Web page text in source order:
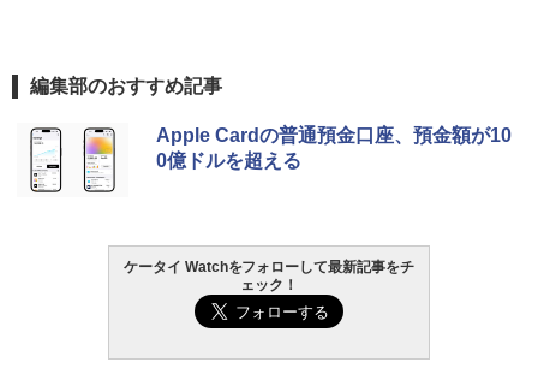
編集部のおすすめ記事
Apple Cardの普通預金口座、預金額が10
0億ドルを超える
ケータイ Watchをフォローして最新記事をチ
ェック！